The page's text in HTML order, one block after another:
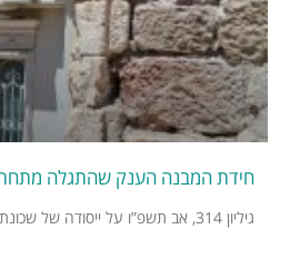
חידת המבנה הענק שהתגלה
גיליון 314, אב תשפ”ו על ייסודה של שכונת בתי מחסה,